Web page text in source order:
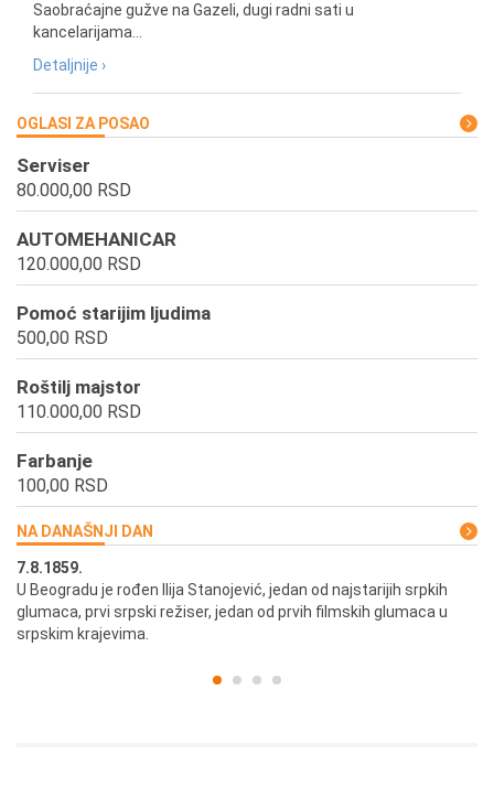
Saobraćajne gužve na Gazeli, dugi radni sati u
kancelarijama...
Detaljnije ›
OGLASI ZA POSAO
Serviser
80.000,00 RSD
AUTOMEHANICAR
120.000,00 RSD
Pomoć starijim ljudima
500,00 RSD
Roštilj majstor
110.000,00 RSD
Farbanje
100,00 RSD
NA DANAŠNJI DAN
7.8.1859.
U Beogradu je rođen Ilija Stanojević, jedan od najstarijih srpkih
glumaca, prvi srpski režiser, jedan od prvih filmskih glumaca u
srpskim krajevima.